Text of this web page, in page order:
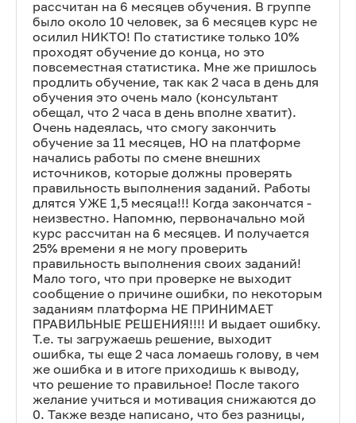
рассчитан на 6 месяцев обучения. В группе
было около 10 человек, за 6 месяцев курс не
осилил НИКТО! По статистике только 10%
проходят обучение до конца, но это
повсеместная статистика. Мне же пришлось
продлить обучение, так как 2 часа в день для
обучения это очень мало (консультант
обещал, что 2 часа в день вполне хватит).
Очень надеялась, что смогу закончить
обучение за 11 месяцев, НО на платформе
начались работы по смене внешних
источников, которые должны проверять
правильность выполнения заданий. Работы
длятся УЖЕ 1,5 месяца!!! Когда закончатся -
неизвестно. Напомню, первоначально мой
курс рассчитан на 6 месяцев. И получается
25% времени я не могу проверить
правильность выполнения своих заданий!
Мало того, что при проверке не выходит
сообщение о причине ошибки, по некоторым
заданиям платформа НЕ ПРИНИМАЕТ
ПРАВИЛЬНЫЕ РЕШЕНИЯ!!!! И выдает ошибку.
Т.е. ты загружаешь решение, выходит
ошибка, ты еще 2 часа ломаешь голову, в чем
же ошибка и в итоге приходишь к выводу,
что решение то правильное! После такого
желание учиться и мотивация снижаются до
0. Также везде написано, что без разницы,